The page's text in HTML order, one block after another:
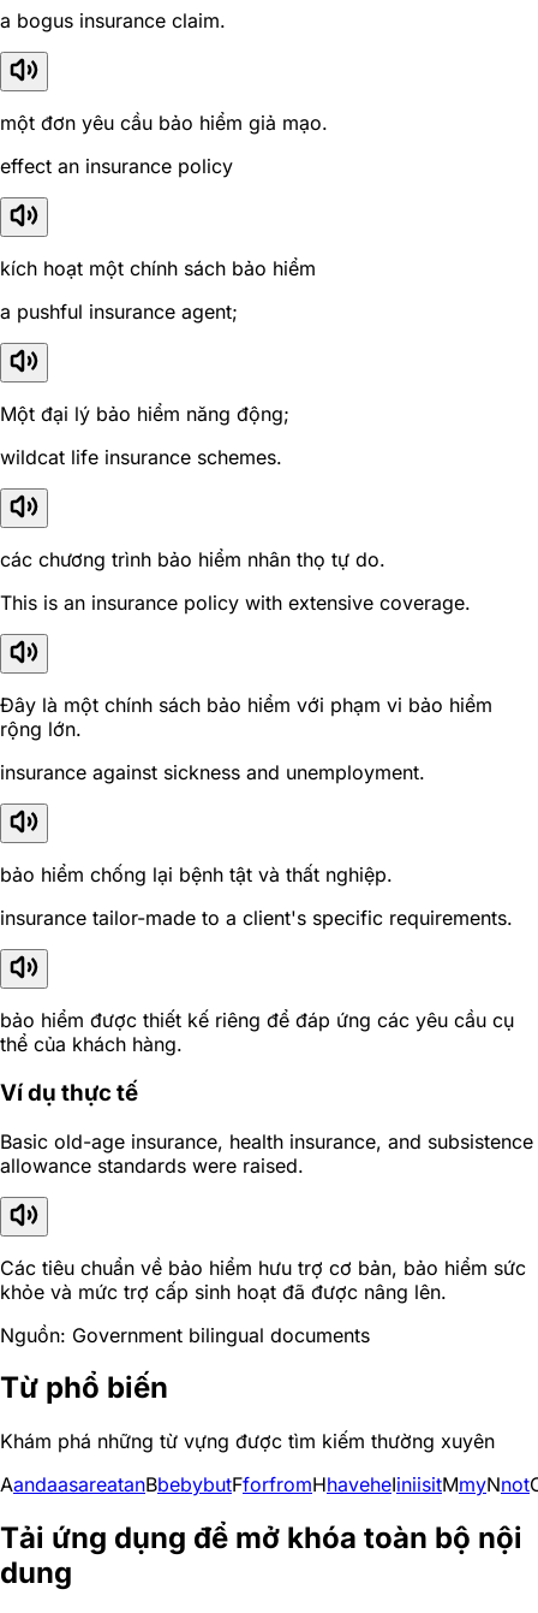
a bogus insurance claim.
một đơn yêu cầu bảo hiểm giả mạo.
effect an insurance policy
kích hoạt một chính sách bảo hiểm
a pushful insurance agent;
Một đại lý bảo hiểm năng động;
wildcat life insurance schemes.
các chương trình bảo hiểm nhân thọ tự do.
This is an insurance policy with extensive coverage.
Đây là một chính sách bảo hiểm với phạm vi bảo hiểm
rộng lớn.
insurance against sickness and unemployment.
bảo hiểm chống lại bệnh tật và thất nghiệp.
insurance tailor-made to a client's specific requirements.
bảo hiểm được thiết kế riêng để đáp ứng các yêu cầu cụ
thể của khách hàng.
Ví dụ thực tế
Basic old-age insurance, health insurance, and subsistence
allowance standards were raised.
Các tiêu chuẩn về bảo hiểm hưu trợ cơ bản, bảo hiểm sức
khỏe và mức trợ cấp sinh hoạt đã được nâng lên.
Nguồn: Government bilingual documents
Từ phổ biến
Khám phá những từ vựng được tìm kiếm thường xuyên
AandaasareatanBbebybutFforfromHhaveheIiniisitMmyNnot
Tải ứng dụng để mở khóa toàn bộ nội
dung